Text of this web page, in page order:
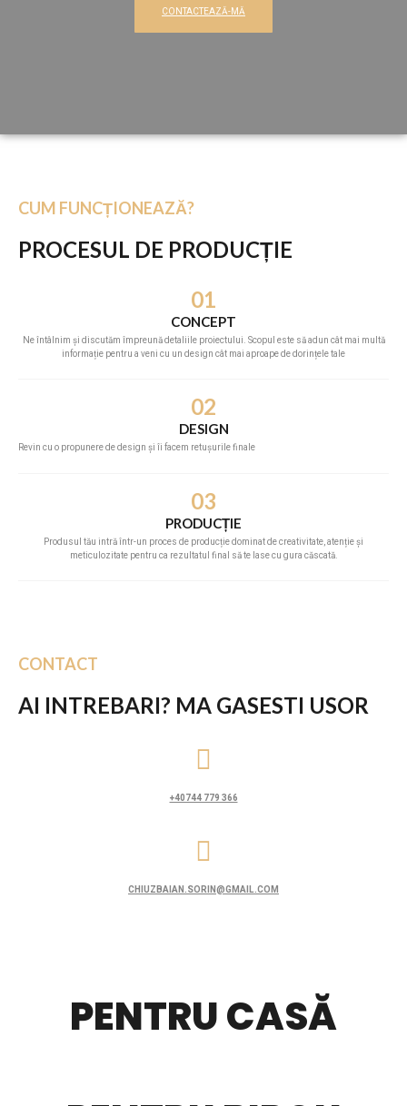
CONTACTEAZĂ-MĂ
CUM FUNCȚIONEAZĂ?
PROCESUL DE PRODUCȚIE
01
CONCEPT
Ne întâlnim și discutăm împreună detaliile proiectului. Scopul este să adun cât mai multă
informație pentru a veni cu un design cât mai aproape de dorințele tale
02
DESIGN
Revin cu o propunere de design și îi facem retușurile finale
03
PRODUCȚIE
Produsul tău intră într-un proces de producție dominat de creativitate, atenție și
meticulozitate pentru ca rezultatul final să te lase cu gura căscată.
CONTACT
AI INTREBARI? MA GASESTI USOR
+40744 779 366
CHIUZBAIAN.SORIN@GMAIL.COM
PENTRU CASĂ